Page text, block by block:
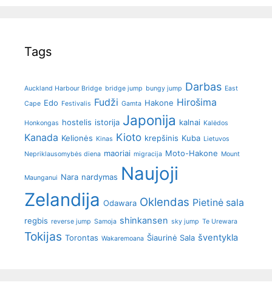
Tags
Auckland Harbour Bridge bridge jump bungy jump Darbas East
Cape Edo Festivalis Fudži Gamta Hakone Hirošima
Honkongas hostelis istorija Japonija kalnai Kalėdos
Kanada Kelionės Kinas Kioto krepšinis Kuba Lietuvos
Nepriklausomybės diena maoriai migracija Moto-Hakone Mount
Maunganui Nara nardymas Naujoji
Zelandija Odawara Oklendas Pietinė sala
regbis reverse jump Samoja shinkansen sky jump Te Urewara
Tokijas Torontas Wakaremoana Šiaurinė Sala šventykla